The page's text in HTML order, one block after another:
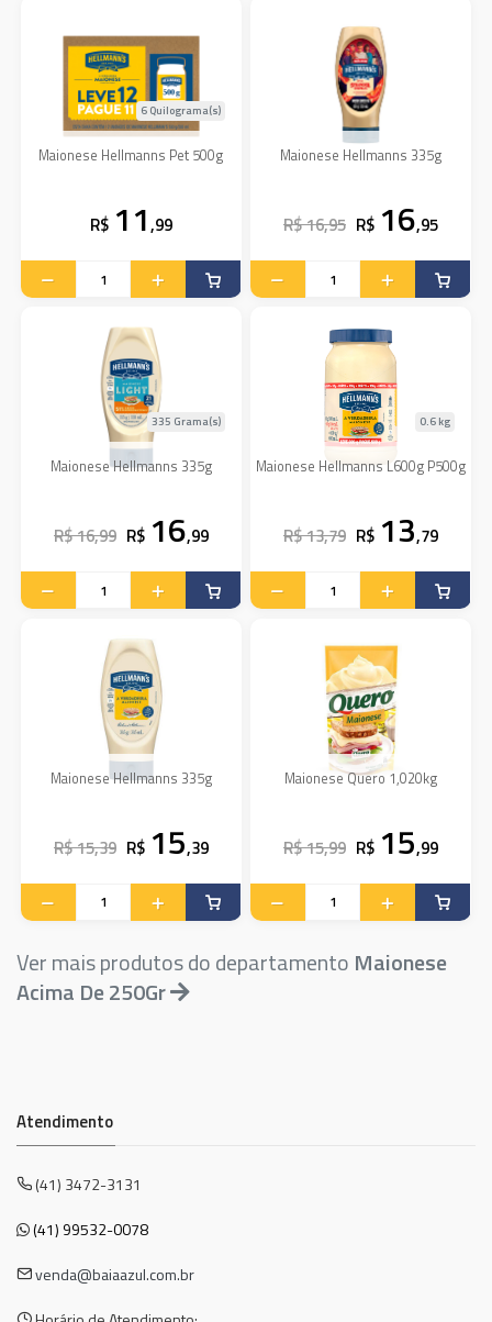
Maionese Hellmanns Pet 500g
6 Quilograma(s)
R$ 11,99
Maionese Hellmanns 335g
R$ 16,95 R$ 16,95
Maionese Hellmanns 335g
335 Grama(s)
R$ 16,99 R$ 16,99
Maionese Hellmanns L600g P500g
0.6 kg
R$ 13,79 R$ 13,79
Maionese Hellmanns 335g
R$ 15,39 R$ 15,39
Maionese Quero 1,020kg
R$ 15,99 R$ 15,99
Ver mais produtos do departamento Maionese
Acima De 250Gr
Atendimento
(41) 3472-3131
(41) 99532-0078
venda@baiaazul.com.br